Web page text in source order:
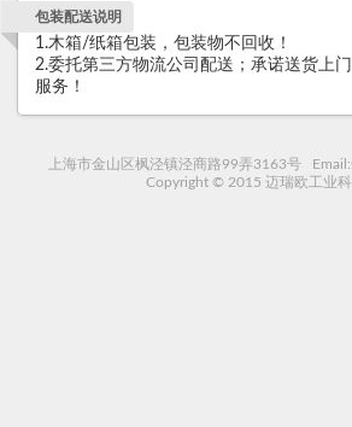
包装配送说明
1.木箱/纸箱包装，包装物不回收！
2.委托第三方物流公司配送；承诺送货上
服务！
上海市金山区枫泾镇泾商路99弄3163号
Copyright © 2015 迈瑞欧工业科